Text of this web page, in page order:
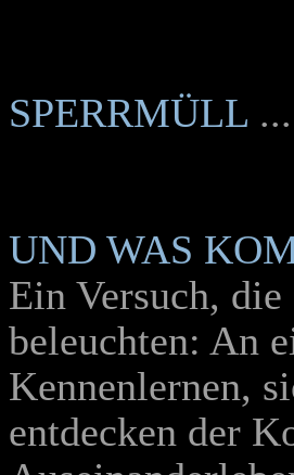
SPERRMÜLL
UND WAS
Ein Versuch,
beleuchten: An
Kennenlernen,
entdecken der